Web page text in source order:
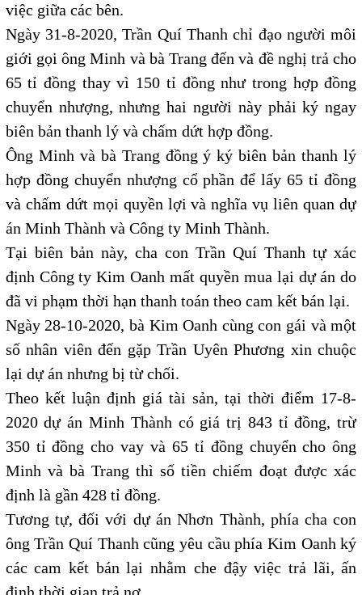
việc giữa các bên.
Ngày 31-8-2020, Trần Quí Thanh chỉ đạo người môi
giới gọi ông Minh và bà Trang đến và đề nghị trả cho
65 tỉ đồng thay vì 150 tỉ đồng như trong hợp đồng
chuyển nhượng, nhưng hai người này phải ký ngay
biên bản thanh lý và chấm dứt hợp đồng.
Ông Minh và bà Trang đồng ý ký biên bản thanh lý
hợp đồng chuyển nhượng cổ phần để lấy 65 tỉ đồng
và chấm dứt mọi quyền lợi và nghĩa vụ liên quan dự
án Minh Thành và Công ty Minh Thành.
Tại biên bản này, cha con Trần Quí Thanh tự xác
định Công ty Kim Oanh mất quyền mua lại dự án do
đã vi phạm thời hạn thanh toán theo cam kết bán lại.
Ngày 28-10-2020, bà Kim Oanh cùng con gái và một
số nhân viên đến gặp Trần Uyên Phương xin chuộc
lại dự án nhưng bị từ chối.
Theo kết luận định giá tài sản, tại thời điểm 17-8-
2020 dự án Minh Thành có giá trị 843 tỉ đồng, trừ
350 tỉ đồng cho vay và 65 tỉ đồng chuyển cho ông
Minh và bà Trang thì số tiền chiếm đoạt được xác
định là gần 428 tỉ đồng.
Tương tự, đối với dự án Nhơn Thành, phía cha con
ông Trần Quí Thanh cũng yêu cầu phía Kim Oanh ký
các cam kết bán lại nhằm che đậy việc trả lãi, ấn